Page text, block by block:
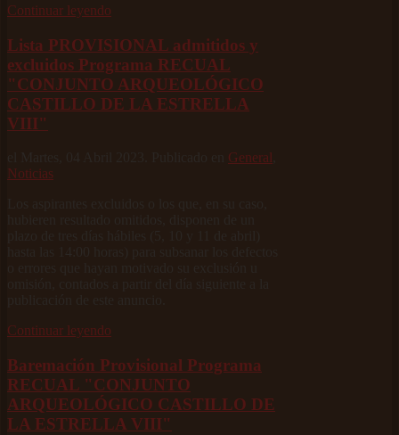
Continuar leyendo
Lista PROVISIONAL admitidos y
excluidos Programa RECUAL
"CONJUNTO ARQUEOLÓGICO
CASTILLO DE LA ESTRELLA
VIII"
General
Noticias
Continuar leyendo
Baremación Provisional Programa
RECUAL "CONJUNTO
ARQUEOLÓGICO CASTILLO DE
LA ESTRELLA VIII"